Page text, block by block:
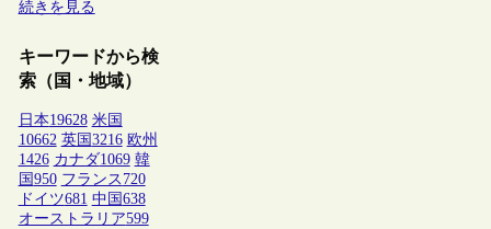
続きを見る
キーワードから検
索（国・地域）
日本19628 米国
10662 英国 3216 欧州
1426 カナダ1069 韓
国 950 フランス 720
ドイツ681 中国 638
オーストラリア599